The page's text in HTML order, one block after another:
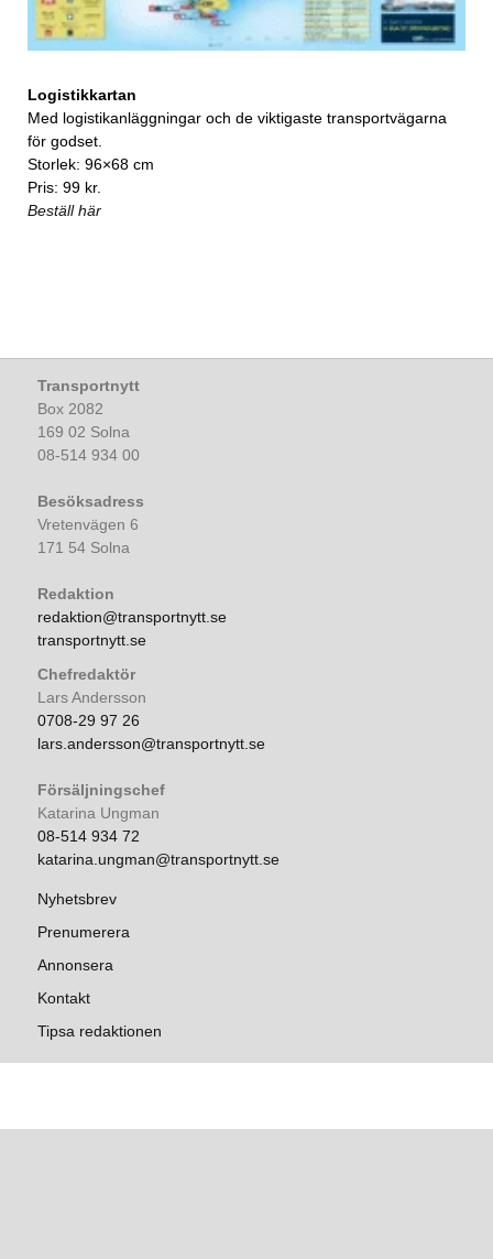
Logistikkartan
Med logistikanläggningar och de viktigaste transportvägarna
för godset.
Storlek: 96×68 cm
Pris: 99 kr.
Beställ här
Transportnytt
Box 2082
169 02 Solna
08-514 934 00
Besöksadress
Vretenvägen 6
171 54 Solna
Redaktion
redaktion@transportnytt.se
transportnytt.se
Chefredaktör
Lars Andersson
0708-29 97 26
lars.andersson@transportnytt.se
Försäljningschef
Katarina Ungman
08-514 934 72
katarina.ungman@transportnytt.se
Nyhetsbrev
Prenumerera
Annonsera
Kontakt
Tipsa redaktionen